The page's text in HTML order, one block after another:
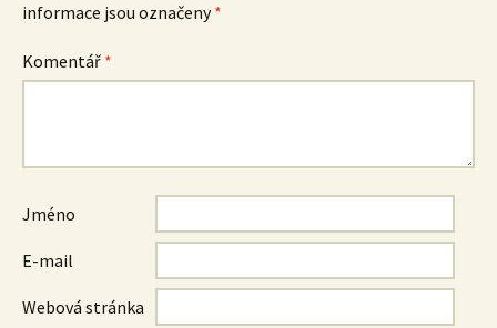
informace jsou označeny*
Komentář *
Jméno
E-mail
Webová stránka